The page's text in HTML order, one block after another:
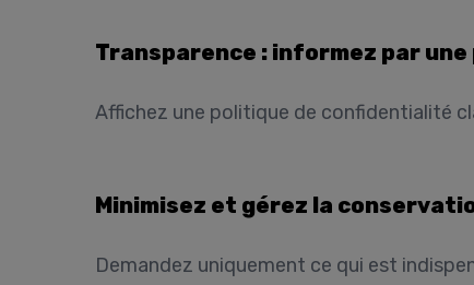
Transparence : informez par
Affichez une politique de confidentialité
Minimisez et gérez la
Demandez uniquement ce qui est